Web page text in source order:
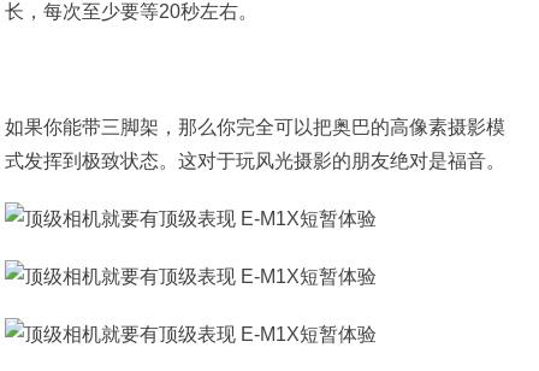
长，每次至少要等20秒左右。
如果你能带三脚架，那么你完全可以把奥巴的高像素摄影模
式发挥到极致状态。这对于玩风光摄影的朋友绝对是福音。